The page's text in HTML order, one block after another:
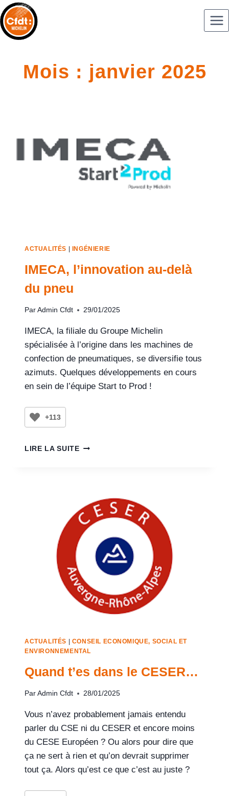
Mois : janvier 2025
ACTUALITÉS | INGÉNIERIE
IMECA, l’innovation au-delà
du pneu
Par Admin Cfdt 29/01/2025
IMECA, la filiale du Groupe Michelin
spécialisée à l’origine dans les machines de
confection de pneumatiques, se diversifie tous
azimuts. Quelques développements en cours
en sein de l’équipe Start to Prod !
+113
LIRE LA SUITE
ACTUALITÉS | CONSEIL ECONOMIQUE, SOCIAL ET
ENVIRONNEMENTAL
Quand t’es dans le CESER…
Par Admin Cfdt 28/01/2025
Vous n’avez probablement jamais entendu
parler du CSE ni du CESER et encore moins
du CESE Européen ? Ou alors pour dire que
ça ne sert à rien et qu’on devrait supprimer
tout ça. Alors qu’est ce que c’est au juste ?